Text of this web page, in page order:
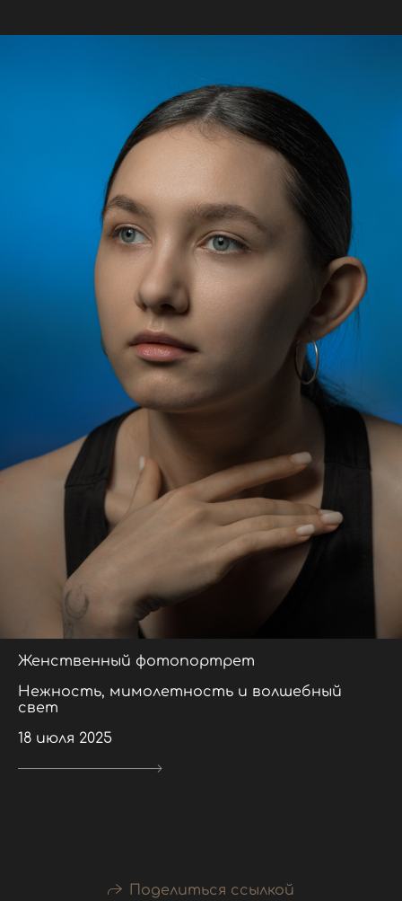
Женственный фотопортрет
Нежность, мимолетность и волшебный
свет
18 июля 2025
Поделиться ссылкой